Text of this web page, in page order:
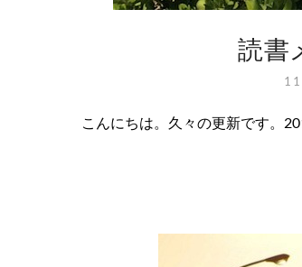
読書
こんにちは。久々の更新です。